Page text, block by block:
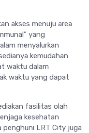
akses menuju area
yang
menyalurkan
kemudahan
waktu dalam
waktu yang dapat
fasilitas olah
kesehatan
penghuni LRT City juga